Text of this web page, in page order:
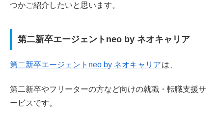
つかご紹介したいと思います。
第二新卒エージェントneo by ネオキャリア
第二新卒エージェントneo by ネオキャリアは、
第二新卒やフリーターの方など向けの就職・転職支援サ
ービスです。